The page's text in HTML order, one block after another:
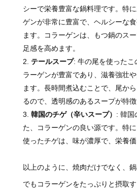
シーで栄養豊富な鍋料理です。特
ゲンが非常に豊富で、ヘルシーな
ます。コラーゲンは、もつ鍋のス
足感を高めます。
テールスープ: 牛の尾を使ったこ
ラーゲンが豊富であり、滋養強壮
ます。長時間煮込むことで、尾か
るので、透明感のあるスープが特徴
韓国のチゲ（辛いスープ） : 韓国
た、コラーゲンの良い源です。特
使ったチゲは、味が濃厚で、栄養価
以上のように、焼肉だけでなく、
でもコラーゲンをたっぷりと摂取す